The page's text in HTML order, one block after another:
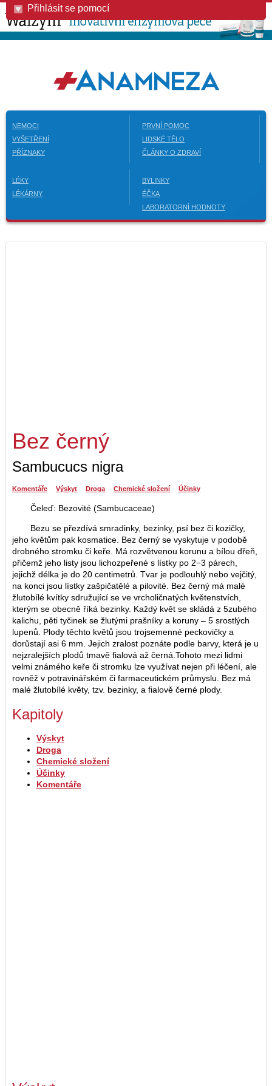
Přihlásit se pomocí
NEMOCI
VYŠETŘENÍ
PŘÍZNAKY
PRVNÍ POMOC
LIDSKÉ TĚLO
ČLÁNKY O ZDRAVÍ
LÉKY
LÉKÁRNY
BYLINKY
ÉČKA
LABORATORNÍ HODNOTY
Bez černý
Sambucucs nigra
Komentáře Výskyt Droga Chemické složení Účinky
Čeleď: Bezovité (Sambucaceae)
Bezu se přezdívá smradinky, bezinky, psí bez či kozičky,
jeho květům pak kosmatice. Bez černý se vyskytuje v podobě
drobného stromku či keře. Má rozvětvenou korunu a bílou dřeň,
přičemž jeho listy jsou lichozpeřené s lístky po 2−3 párech,
jejichž délka je do 20 centimetrů. Tvar je podlouhlý nebo vejčitý,
na konci jsou lístky zašpičatělé a pilovité. Bez černý má malé
žlutobílé kvítky sdružující se ve vrcholičnatých květenstvích,
kterým se obecně říká bezinky. Každý květ se skládá z 5zubého
kalichu, pěti tyčinek se žlutými prašníky a koruny – 5 srostlých
lupenů. Plody těchto květů jsou trojsemenné peckovičky a
dorůstají asi 6 mm. Jejich zralost poznáte podle barvy, která je u
nejzralejších plodů tmavě fialová až černá.Tohoto mezi lidmi
velmi známého keře či stromku lze využívat nejen při léčení, ale
rovněž v potravinářském či farmaceutickém průmyslu. Bez má
malé žlutobílé květy, tzv. bezinky, a fialově černé plody.
Kapitoly
Výskyt
Droga
Chemické složení
Účinky
Komentáře